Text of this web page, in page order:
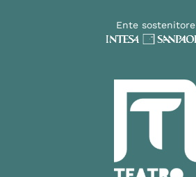
Ente sostenitore